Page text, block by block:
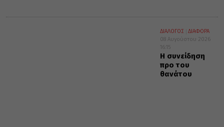
ΔΙΑΛΟΓΟΣ
ΔΙΑΦΟΡΑ
08 Αυγούστου 2026
16:15
Η συνείδηση
προ του
θανάτου